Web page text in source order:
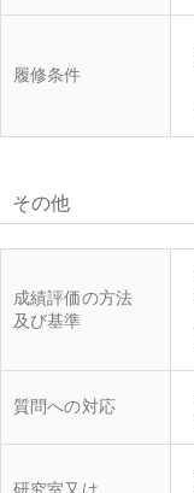
履修条件
その他
成績評価の方法
及び基準
質問への対応